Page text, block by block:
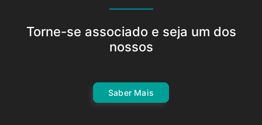
Torne-se associado e seja um dos
nossos
Saber Mais